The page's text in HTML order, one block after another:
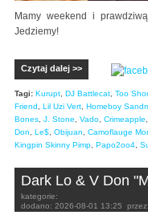
Mamy weekend i
Jedziemy!
Czytaj dalej >>
Tagi: Kurupt DJ Battlecat Too
Friend
Lil Uzi Vert Homeboy
Bones J. Stone Vado Crimeapple
Don
Le$ Obijuan Camoflauge
Kingpin Skinny Pimp Papo2oo4
Dark Lo & V Don
kategorie:
dodano: 2026-08-01 13:25 przez: